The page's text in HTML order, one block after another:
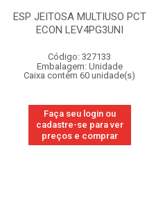
ESP JEITOSA MULTIUSO PCT
ECON LEV4PG3UNI
Código: 327133
Embalagem: Unidade
Caixa contém 60 unidade(s)
Faça seu login ou
cadastre-se para ver
preços e comprar